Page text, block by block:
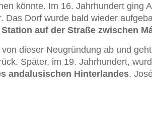
könnte. Im 16. Jahrhundert ging
Das Dorf wurde bald wieder
auf der Straße zwischen
dieser Neugründung ab und
Später, im 19. Jahrhundert,
andalusischen Hinterlandes,